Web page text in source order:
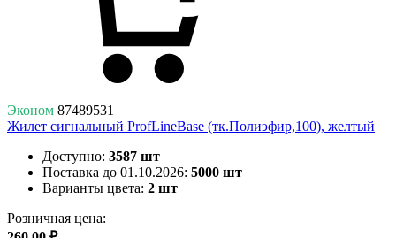
Эконом 87489531
Жилет сигнальный ProfLineBase (тк.Полиэфир,100), желтый
Доступно: 3587 шт
Поставка до 01.10.2026: 5000 шт
Варианты цвета: 2 шт
Розничная цена: